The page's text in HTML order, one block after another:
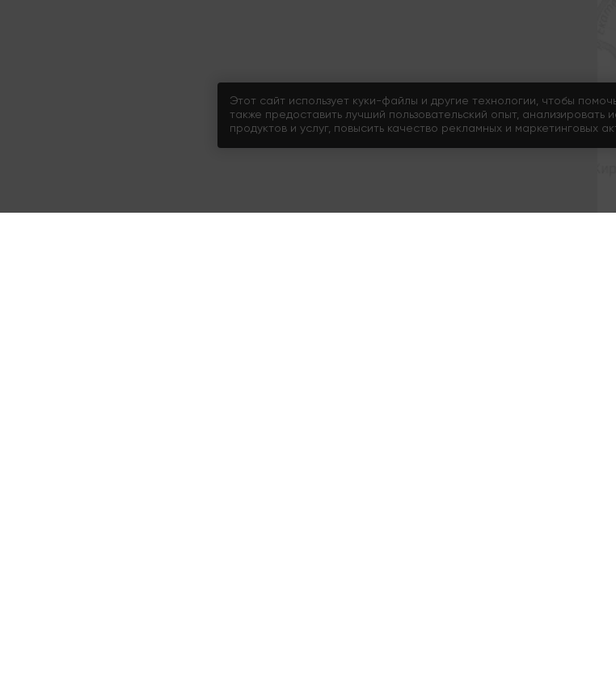
Этот сайт использует куки-файлы и другие технологии, чтобы
также предоставить лучший пользовательский опыт, анализировать
продуктов и услуг, повысить качество рекламных и маркетинговых